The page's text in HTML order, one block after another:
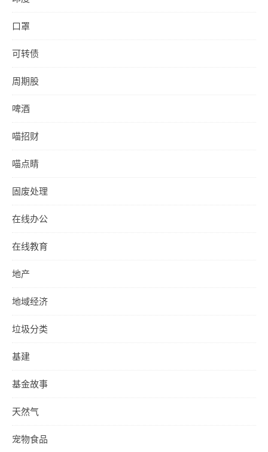
口罩
可转债
周期股
啤酒
喵招财
喵点睛
固废处理
在线办公
在线教育
地产
地域经济
垃圾分类
基建
基金故事
天然气
宠物食品